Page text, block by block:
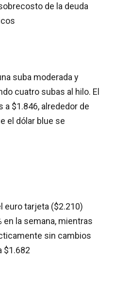
de la deuda
suba moderada y
cuatro subas al hilo. El
$1.846, alrededor de
el dólar blue se
euro tarjeta ($2.210)
en la semana, mientras
sin cambios
$1.682